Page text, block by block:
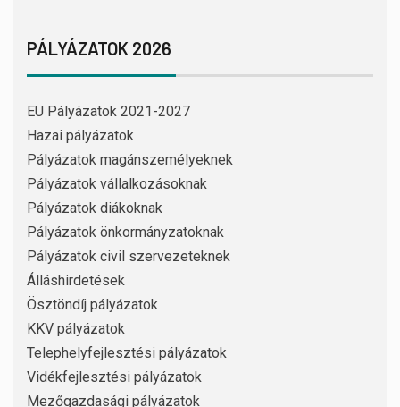
PÁLYÁZATOK 2026
EU Pályázatok 2021-2027
Hazai pályázatok
Pályázatok magánszemélyeknek
Pályázatok vállalkozásoknak
Pályázatok diákoknak
Pályázatok önkormányzatoknak
Pályázatok civil szervezeteknek
Álláshirdetések
Ösztöndíj pályázatok
KKV pályázatok
Telephelyfejlesztési pályázatok
Vidékfejlesztési pályázatok
Mezőgazdasági pályázatok